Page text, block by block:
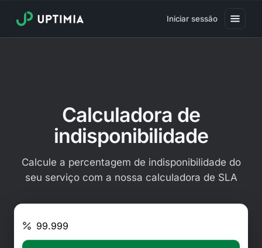
Iniciar sessão
Monitorização de utilizadores reais
Monitorização de transações em sites
Monitorização de certificados SSL
Página de estado pública
Calculadora de
indisponibilidade
Calcule a percentagem de indisponibilidade do
seu serviço com a nossa calculadora de SLA
Introduza o nível de SLA (ex.: